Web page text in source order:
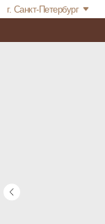
г. Санкт-Петербург